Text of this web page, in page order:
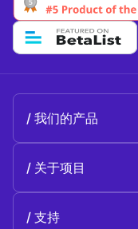
我们的产品
关于项目
支持